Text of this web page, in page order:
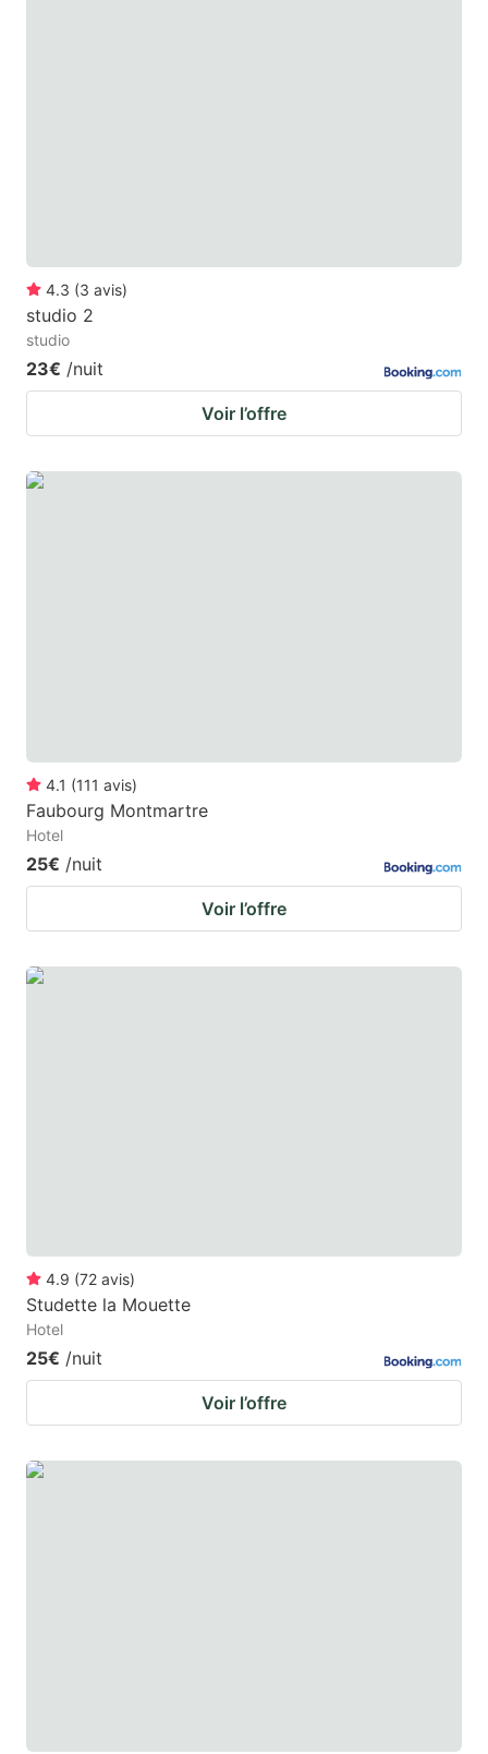
4.3 (3 avis)
studio 2
studio
23€ /nuit
Voir l’offre
4.1 (111 avis)
Faubourg Montmartre
Hotel
25€ /nuit
Voir l’offre
4.9 (72 avis)
Studette la Mouette
Hotel
25€ /nuit
Voir l’offre